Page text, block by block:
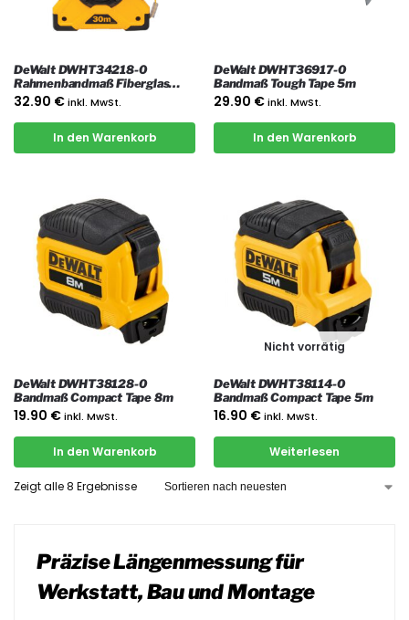
DeWalt DWHT34218-0
Rahmenbandmaß Fiberglas
30m
32.90 €inkl. MwSt.
In den Warenkorb
DeWalt DWHT36917-0
Bandmaß Tough Tape 5m
29.90 €inkl. MwSt.
In den Warenkorb
DeWalt DWHT38128-0
Bandmaß Compact Tape 8m
19.90 €inkl. MwSt.
In den Warenkorb
Nicht vorrätig
DeWalt DWHT38114-0
Bandmaß Compact Tape 5m
16.90 €inkl. MwSt.
Weiterlesen
Zeigt alle 8 Ergebnisse
Präzise Längenmessung für
Werkstatt, Bau und Montage